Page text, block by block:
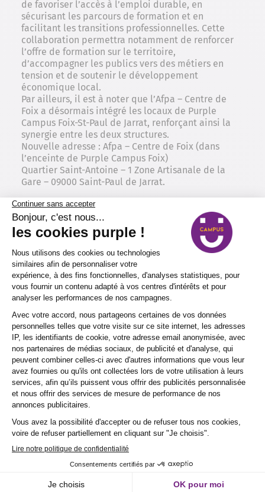
de favoriser l’accès à l’emploi durable, en
sécurisant les parcours de formation et en
facilitant les transitions professionnelles. Cette
collaboration permettra notamment de renforcer
l’offre de formation sur le territoire,
d’accompagner les publics vers des métiers en
tension et de soutenir le développement
économique local.
Par ailleurs, il est à noter que l’Afpa – Centre de
Foix a désormais intégré les locaux de Purple
Campus Foix-St-Paul de Jarrat, renforçant ainsi la
synergie entre les deux structures.
Nouvelle adresse : Afpa – Centre de Foix (dans
l’enceinte de Purple Campus Foix)
Quartier Saint-Antoine – 1 Zone Artisanale de la
Gare – 09000 Saint-Paul de Jarrat.